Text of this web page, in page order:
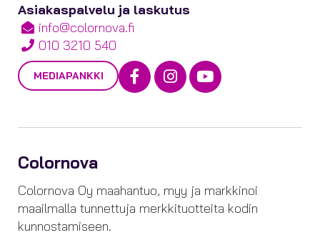
Asiakaspalvelu ja laskutus
info@colornova.fi
010 3210 540
MEDIAPANKKI Facebook
Instagram
Youtube
Colornova
Colornova Oy maahantuo, myy ja markkinoi
maailmalla tunnettuja merkkituotteita kodin
kunnostamiseen.